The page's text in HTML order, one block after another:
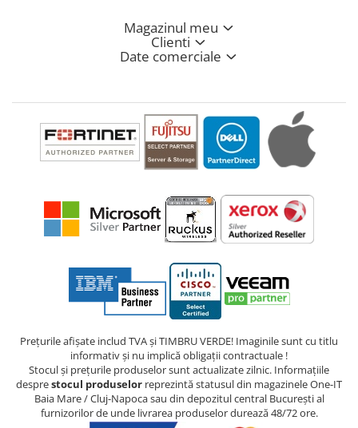
Magazinul meu
Clienti
Date comerciale
Prețurile afișate includ TVA și TIMBRU VERDE! Imaginile sunt cu titlu
informativ și nu implică obligații contractuale !
Stocul și prețurile produselor sunt actualizate zilnic. Informațiile
desprestocul produselor reprezintă statusul din magazinele One-IT
Baia Mare / Cluj-Napoca sau din depozitul central București al
furnizorilor de unde livrarea produselor durează 48/72 ore.